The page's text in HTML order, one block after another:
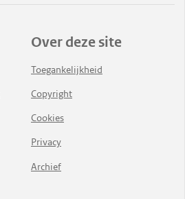
Over deze site
Toegankelijkheid
Copyright
Cookies
Privacy
Archief